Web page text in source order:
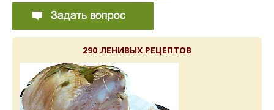
290 ЛЕНИВЫХ РЕЦЕПТОВ